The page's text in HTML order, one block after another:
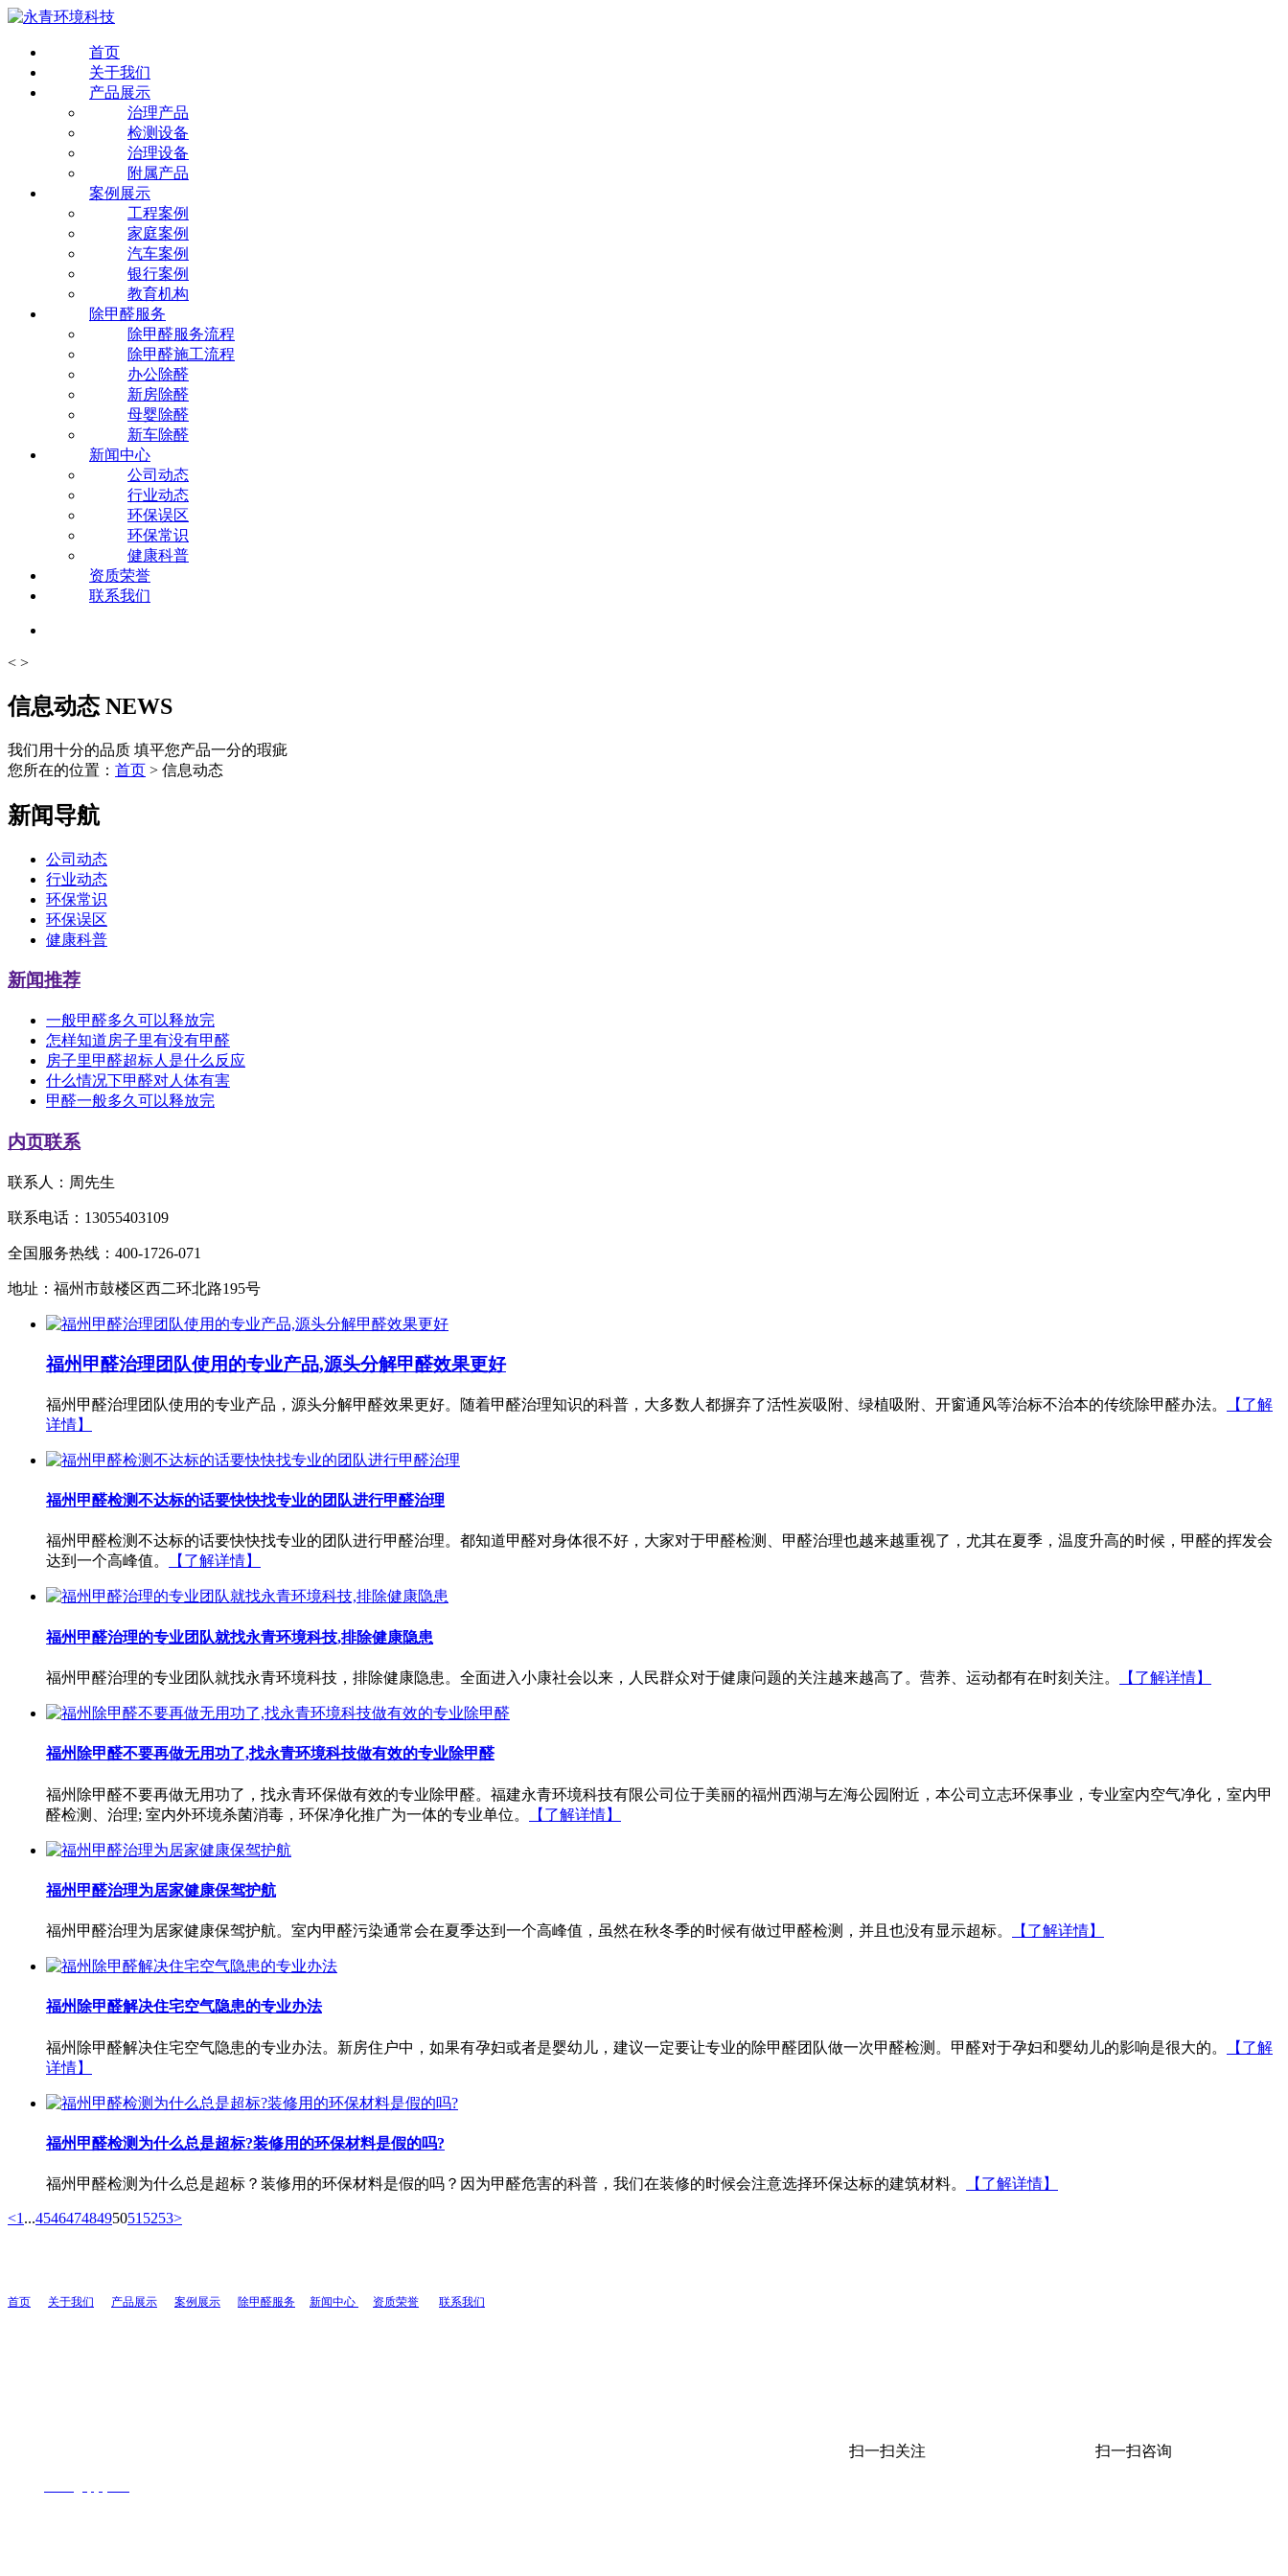
首页
关于我们
产品展示
治理产品
检测设备
治理设备
附属产品
案例展示
工程案例
家庭案例
汽车案例
银行案例
教育机构
除甲醛服务
除甲醛服务流程
除甲醛施工流程
办公除醛
新房除醛
母婴除醛
新车除醛
新闻中心
公司动态
行业动态
环保误区
环保常识
健康科普
资质荣誉
联系我们
< >
信息动态 NEWS
我们用十分的品质 填平您产品一分的瑕疵
您所在的位置： 首页 > 信息动态
新闻导航
公司动态
行业动态
环保常识
环保误区
健康科普
新闻推荐
一般甲醛多久可以释放完
怎样知道房子里有没有甲醛
房子里甲醛超标人是什么反应
什么情况下甲醛对人体有害
甲醛一般多久可以释放完
内页联系
联系人：周先生
联系电话：13055403109
全国服务热线：400-1726-071
地址：福州市鼓楼区西二环北路195号
福州甲醛治理团队使用的专业产品,源头分解甲醛效果更好
福州甲醛治理团队使用的专业产品，源头分解甲醛效果更好。随着甲醛治理知识的科普，大多数人都摒弃了活性炭吸附、绿植吸附、开窗通风等治标不治本的传统除甲醛办法。
【了解
详情】
福州甲醛检测不达标的话要快快找专业的团队进行甲醛治理
福州甲醛检测不达标的话要快快找专业的团队进行甲醛治理。都知道甲醛对身体很不好，大家对于甲醛检测、甲醛治理也越来越重视了，尤其在夏季，温度升高的时候，甲醛的挥发会
达到一个高峰值。
【了解详情】
福州甲醛治理的专业团队就找永青环境科技,排除健康隐患
福州甲醛治理的专业团队就找永青环境科技，排除健康隐患。全面进入小康社会以来，人民群众对于健康问题的关注越来越高了。营养、运动都有在时刻关注。 【了解详情】
福州除甲醛不要再做无用功了,找永青环境科技做有效的专业除甲醛
福州除甲醛不要再做无用功了，找永青环保做有效的专业除甲醛。福建永青环境科技有限公司位于美丽的福州西湖与左海公园附近，本公司立志环保事业，专业室内空气净化，室内甲
醛检测、治理; 室内外环境杀菌消毒，环保净化推广为一体的专业单位。
【了解详情】
福州甲醛治理为居家健康保驾护航
福州甲醛治理为居家健康保驾护航。室内甲醛污染通常会在夏季达到一个高峰值，虽然在秋冬季的时候有做过甲醛检测，并且也没有显示超标。 【了解详情】
福州除甲醛解决住宅空气隐患的专业办法
福州除甲醛解决住宅空气隐患的专业办法。新房住户中，如果有孕妇或者是婴幼儿，建议一定要让专业的除甲醛团队做一次甲醛检测。甲醛对于孕妇和婴幼儿的影响是很大的。
【了解
详情】
福州甲醛检测为什么总是超标?装修用的环保材料是假的吗?
福州甲醛检测为什么总是超标？装修用的环保材料是假的吗？因为甲醛危害的科普，我们在装修的时候会注意选择环保达标的建筑材料。 【了解详情】
<1 ...45464748495051 5253>
首页 关于我们 产品展示 案例展示 除甲醛服务 新闻中心 资质荣誉 联系我们
扫一扫关注 扫一扫咨询